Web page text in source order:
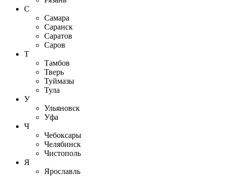
С
Самара
Саранск
Саратов
Саров
Т
Тамбов
Тверь
Туймазы
Тула
У
Ульяновск
Уфа
Ч
Чебоксары
Челябинск
Чистополь
Я
Ярославль